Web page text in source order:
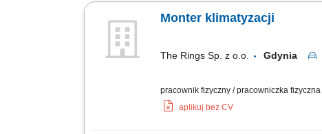
Monter klimatyzacji
The Rings Sp. z o.o. Gdynia
pracownik fizyczny / pracowniczka fizyczna
aplikuj bez CV